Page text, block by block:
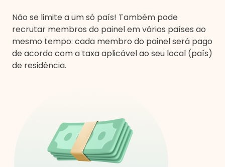
Não se limite a um só país! Também pode
recrutar membros do painel em vários países ao
mesmo tempo: cada membro do painel será pago
de acordo com a taxa aplicável ao seu local (país)
de residência.